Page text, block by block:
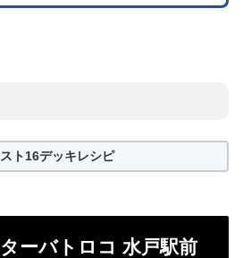
ト16デッキレシピ
ーバトロコ 水戸駅前